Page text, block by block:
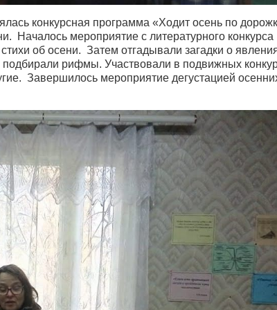
конкурсная программа «Ходит осень по
Началось мероприятие с литературного конкурса
об осени. Затем отгадывали загадки о
рифмы. Участвовали в подвижных
Завершилось мероприятие дегустацией